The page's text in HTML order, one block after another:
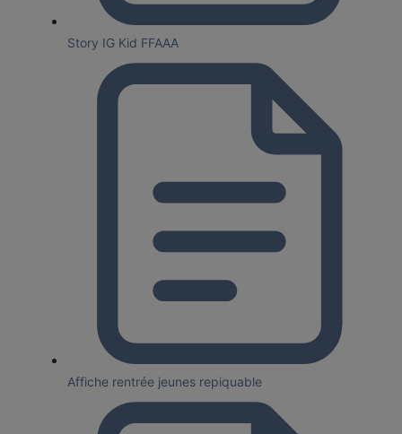
Story IG Kid FFAAA
Affiche rentrée jeunes repiquable